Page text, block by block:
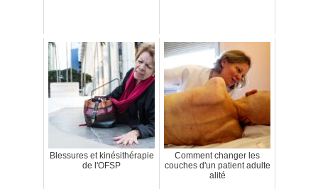
Blessures et kinésithérapie
de l'OFSP
Comment changer les
couches d'un patient adulte
alité